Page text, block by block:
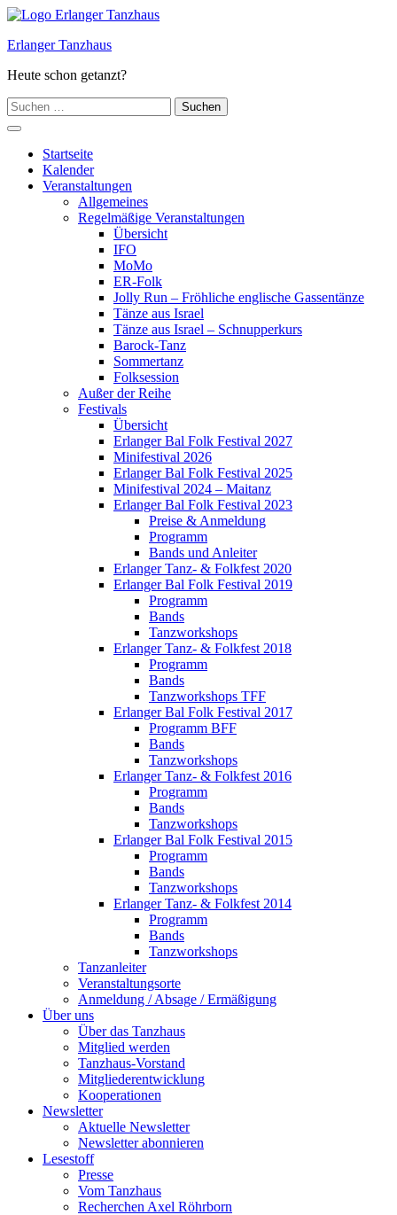
Zum
springen
Erlanger Tanzhaus
Heute schon getanzt?
Suchen
nach:
Hauptmenü
Startseite
Kalender
Veranstaltungen
Allgemeines
Regelmäßige Veranstaltungen
Übersicht
IFO
MoMo
ER-Folk
Jolly Run – Fröhliche englische Gassentänze
Tänze aus Israel
Tänze aus Israel – Schnupperkurs
Barock-Tanz
Sommertanz
Folksession
Außer der Reihe
Festivals
Übersicht
Erlanger Bal Folk Festival 2027
Minifestival 2026
Erlanger Bal Folk Festival 2025
Minifestival 2024 – Maitanz
Erlanger Bal Folk Festival 2023
Preise & Anmeldung
Programm
Bands und Anleiter
Erlanger Tanz- & Folkfest 2020
Erlanger Bal Folk Festival 2019
Programm
Bands
Tanzworkshops
Erlanger Tanz- & Folkfest 2018
Programm
Bands
Tanzworkshops TFF
Erlanger Bal Folk Festival 2017
Programm BFF
Bands
Tanzworkshops
Erlanger Tanz- & Folkfest 2016
Programm
Bands
Tanzworkshops
Erlanger Bal Folk Festival 2015
Programm
Bands
Tanzworkshops
Erlanger Tanz- & Folkfest 2014
Programm
Bands
Tanzworkshops
Tanzanleiter
Veranstaltungsorte
Anmeldung / Absage / Ermäßigung
Über uns
Über das Tanzhaus
Mitglied werden
Tanzhaus-Vorstand
Mitgliederentwicklung
Kooperationen
Newsletter
Aktuelle Newsletter
Newsletter abonnieren
Lesestoff
Presse
Vom Tanzhaus
Recherchen Axel Röhrborn